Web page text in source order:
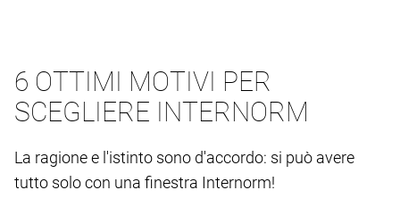
6 OTTIMI MOTIVI PER
SCEGLIERE INTERNORM
La ragione e l'istinto sono d'accordo: si può avere
tutto solo con una finestra Internorm!